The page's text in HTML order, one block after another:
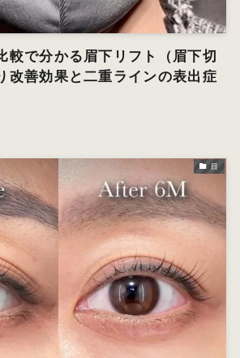
較で分かる眉下リフト（眉下切
改善効果と二重ラインの表出症
目